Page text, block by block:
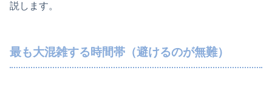
説します。
最も大混雑する時間帯（避けるのが無難）